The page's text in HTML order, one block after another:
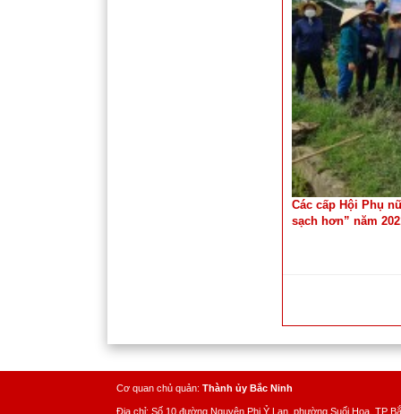
Các cấp Hội Phụ
sạch hơn” năm
Cơ quan chủ quản: Thành ủy Bắc Ninh
Địa chỉ: Số 10 đường Nguyên Phi Ỷ Lan, phường Suối Hoa, TP